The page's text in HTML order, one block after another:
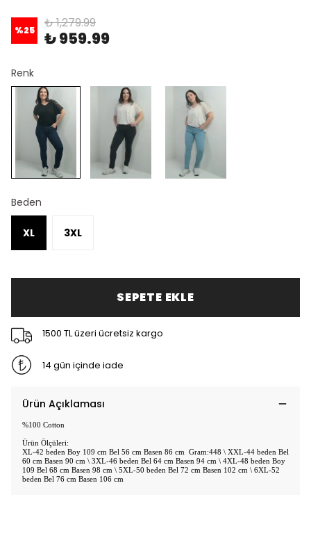
%25 ₺ 1,279.99
₺ 959.99
Renk
Beden
XL 3XL
SEPETE EKLE
1500 TL üzeri ücretsiz kargo
14 gün içinde iade
Ürün Açıklaması
%100 Cotton
Ürün Ölçüleri:
XL-42 beden Boy 109 cm Bel 56 cm Basen 86 cm Gram:448 \ XXL-44 beden Bel
60 cm Basen 90 cm \ 3XL-46 beden Bel 64 cm Basen 94 cm \ 4XL-48 beden Boy
109 Bel 68 cm Basen 98 cm \ 5XL-50 beden Bel 72 cm Basen 102 cm \ 6XL-52
beden Bel 76 cm Basen 106 cm